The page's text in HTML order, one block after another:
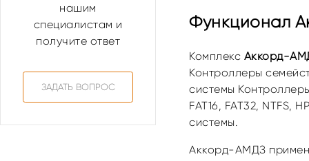
Функционал
Комплекс Аккорд-
Контроллеры
системы
FAT16, FAT32, NTFS,
системы.
Аккорд-АМДЗ
нашим
специалистам и
получите ответ
ЗАДАТЬ ВОПРОС